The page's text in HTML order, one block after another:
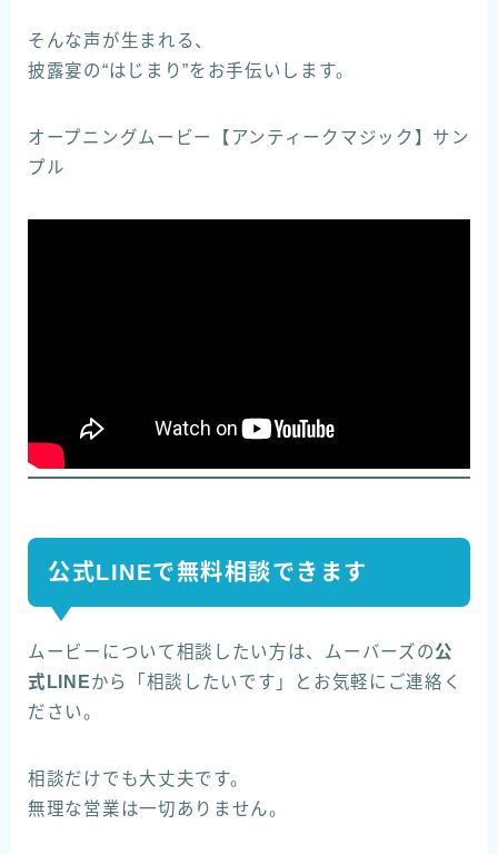
そんな声が生まれる、
披露宴の“はじまり”をお手伝いします。
オープニングムービー【アンティークマジック】サン
プル
公式LINEで無料相談できます
ムービーについて相談したい方は、ムーバーズの公
式LINEから「相談したいです」とお気軽にご連絡く
ださい。
相談だけでも大丈夫です。
無理な営業は一切ありません。